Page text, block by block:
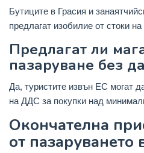
Бутиците в Грасия и
предлагат изобилие от стоки
Предлагат ли
пазаруване без
Да, туристите извън ЕС могат
на ДДС за покупки над
Окончателна
от пазаруването